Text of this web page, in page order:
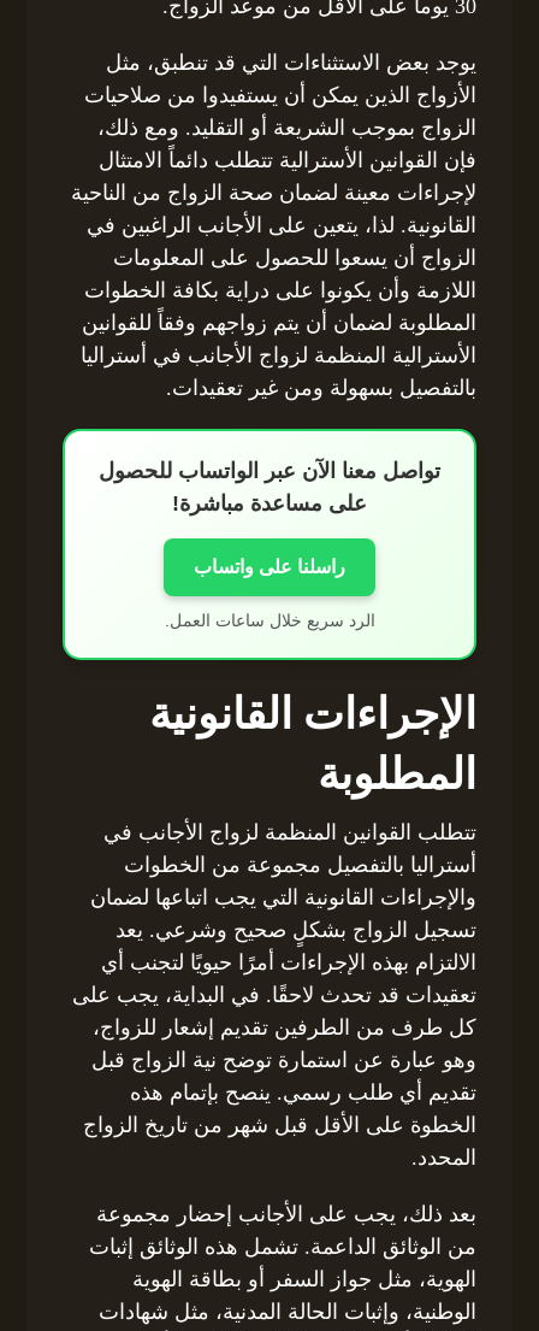
30 يوماً على الأقل من موعد الزواج.
يوجد بعض الاستثناءات التي قد تنطبق، مثل
الأزواج الذين يمكن أن يستفيدوا من صلاحيات
الزواج بموجب الشريعة أو التقليد. ومع ذلك،
فإن القوانين الأسترالية تتطلب دائماً الامتثال
لإجراءات معينة لضمان صحة الزواج من الناحية
القانونية. لذا، يتعين على الأجانب الراغبين في
الزواج أن يسعوا للحصول على المعلومات
اللازمة وأن يكونوا على دراية بكافة الخطوات
المطلوبة لضمان أن يتم زواجهم وفقاً للقوانين
الأسترالية المنظمة لزواج الأجانب في أستراليا
بالتفصيل بسهولة ومن غير تعقيدات.
تواصل معنا الآن عبر الواتساب للحصول
على مساعدة مباشرة!
راسلنا على واتساب
الرد سريع خلال ساعات العمل.
الإجراءات القانونية
المطلوبة
تتطلب القوانين المنظمة لزواج الأجانب في
أستراليا بالتفصيل مجموعة من الخطوات
والإجراءات القانونية التي يجب اتباعها لضمان
تسجيل الزواج بشكلٍ صحيح وشرعي. يعد
الالتزام بهذه الإجراءات أمرًا حيويًا لتجنب أي
تعقيدات قد تحدث لاحقًا. في البداية، يجب على
كل طرف من الطرفين تقديم إشعار للزواج،
وهو عبارة عن استمارة توضح نية الزواج قبل
تقديم أي طلب رسمي. ينصح بإتمام هذه
الخطوة على الأقل قبل شهر من تاريخ الزواج
المحدد.
بعد ذلك، يجب على الأجانب إحضار مجموعة
من الوثائق الداعمة. تشمل هذه الوثائق إثبات
الهوية، مثل جواز السفر أو بطاقة الهوية
الوطنية، وإثبات الحالة المدنية، مثل شهادات